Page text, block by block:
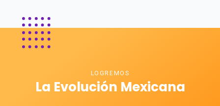
LOGREMOS
La Evolución Mexicana